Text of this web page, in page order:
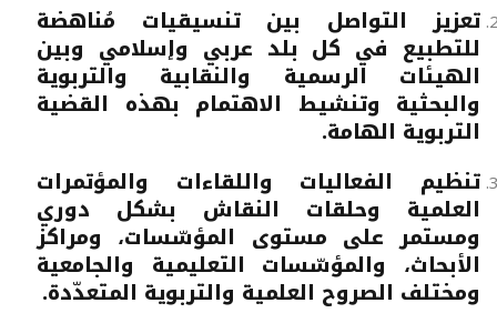
تعزيز التواصل بين تنسيقيات مُناهضة
للتطبيع في كل بلد عربي وإسلامي وبين
الهيئات الرسمية والنقابية والتربوية
والبحثية وتنشيط الاهتمام بهذه القضية
التربوية الهامة.
تنظيم الفعاليات واللقاءات والمؤتمرات
العلمية وحلقات النقاش بشكل دوري
ومستمر على مستوى المؤسّسات، ومراكز
الأبحاث، والمؤسّسات التعليمية والجامعية
ومختلف الصروح العلمية والتربوية المتعدّدة.